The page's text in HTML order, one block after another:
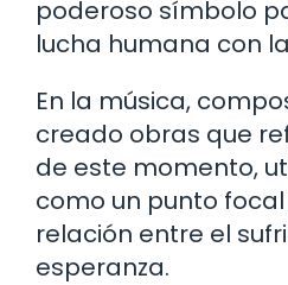
poderoso símbolo
lucha humana con
En la música,
creado obras que
de este momento,
como un punto
relación entre el
esperanza.